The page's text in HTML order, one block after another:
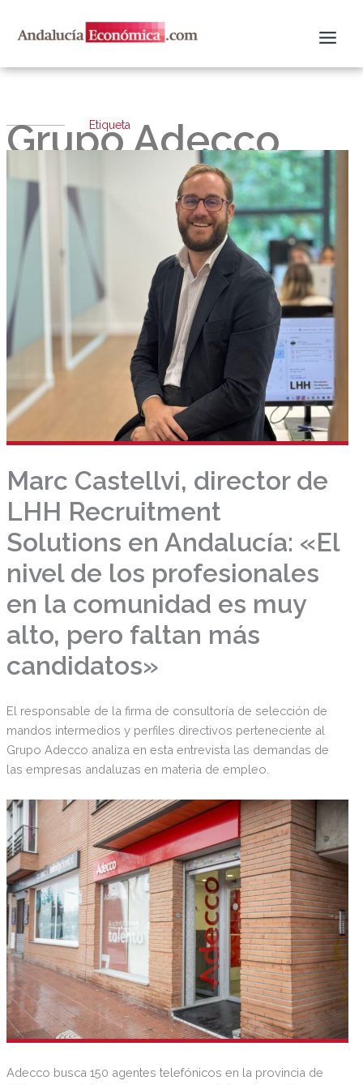
Etiqueta
Grupo Adecco
Marc Castellvi, director de
LHH Recruitment
Solutions en Andalucía: «El
nivel de los profesionales
en la comunidad es muy
alto, pero faltan más
candidatos»
El responsable de la firma de consultoría de selección de
mandos intermedios y perfiles directivos perteneciente al
Grupo Adecco analiza en esta entrevista las demandas de
las empresas andaluzas en materia de empleo.
Adecco busca 150 agentes telefónicos en la provincia de